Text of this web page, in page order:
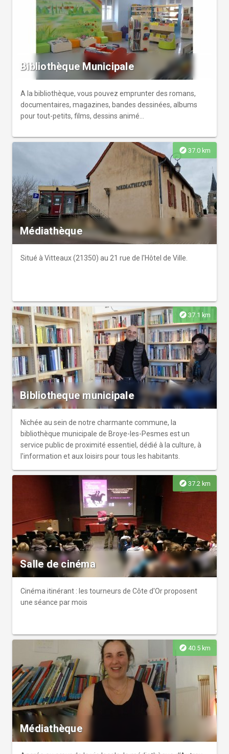
Bibliothèque Municipale
A la bibliothèque, vous pouvez emprunter des romans,
documentaires, magazines, bandes dessinées, albums
pour tout-petits, films, dessins animé...
explore 37.0 km
Médiathèque
Situé à Vitteaux (21350) au 21 rue de l'Hôtel de Ville.
explore 37.1 km
Bibliotheque municipale
Nichée au sein de notre charmante commune, la
bibliothèque municipale de Broye-les-Pesmes est un
service public de proximité essentiel, dédié à la culture, à
l'information et aux loisirs pour tous les habitants.
explore 37.2 km
Salle de cinéma
Cinéma itinérant : les tourneurs de Côte d'Or proposent
une séance par mois
explore 40.5 km
Médiathèque